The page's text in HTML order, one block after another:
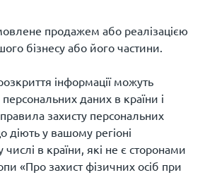
продажем або реалізацією
бізнесу або його частини.
інформації можуть
даних в країни і
правила захисту персональних
діють у вашому регіоні
в країни, які не є сторонами
«Про захист фізичних осіб при